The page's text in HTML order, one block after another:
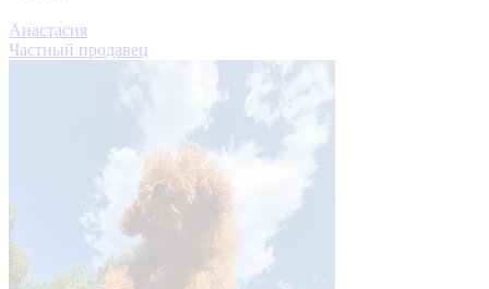
Анастасия
Частный продавец